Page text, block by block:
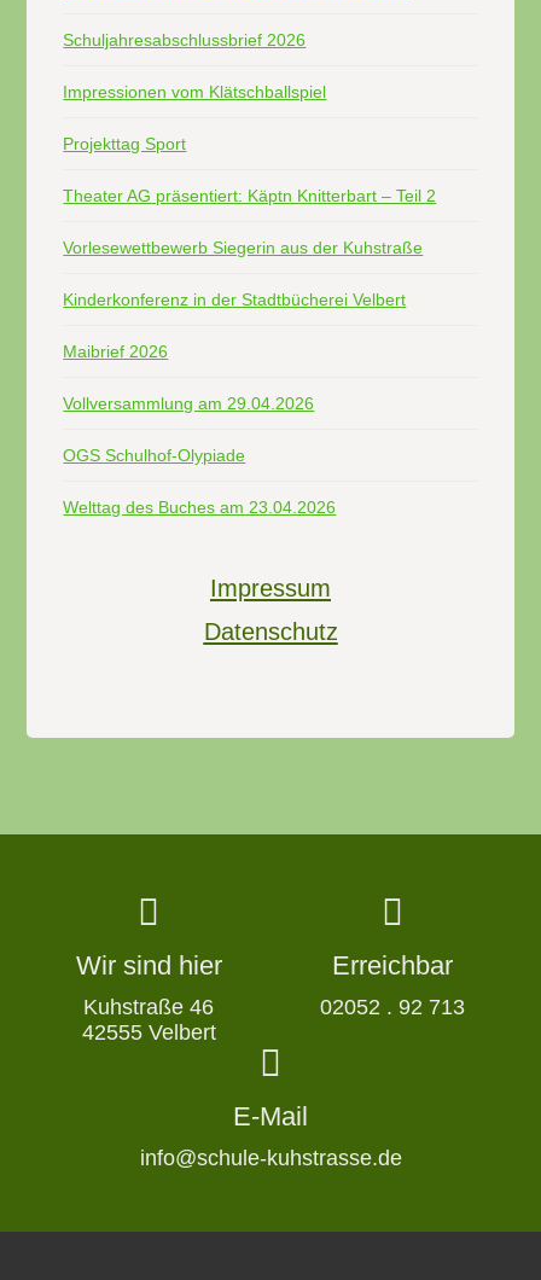
Schuljahresabschlussbrief 2026
Impressionen vom Klätschballspiel
Projekttag Sport
Theater AG präsentiert: Käptn Knitterbart – Teil 2
Vorlesewettbewerb Siegerin aus der Kuhstraße
Kinderkonferenz in der Stadtbücherei Velbert
Maibrief 2026
Vollversammlung am 29.04.2026
OGS Schulhof-Olypiade
Welttag des Buches am 23.04.2026
Impressum
Datenschutz
Wir sind hier
Kuhstraße 46
42555 Velbert
Erreichbar
02052 . 92 713
E-Mail
info@schule-kuhstrasse.de